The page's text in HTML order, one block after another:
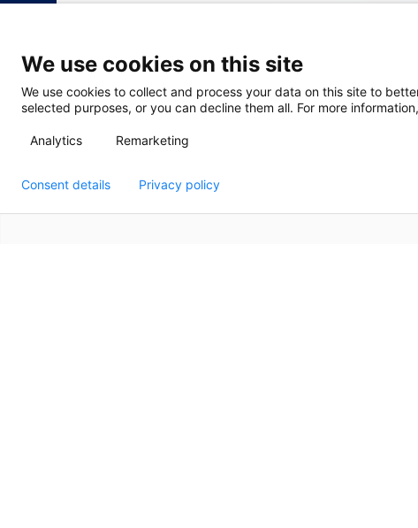
We use cookies on this site
We use cookies to collect and process your data on this site to
selected purposes, or you can decline them all. For more
Analytics Remarketing
Consent details Privacy policy